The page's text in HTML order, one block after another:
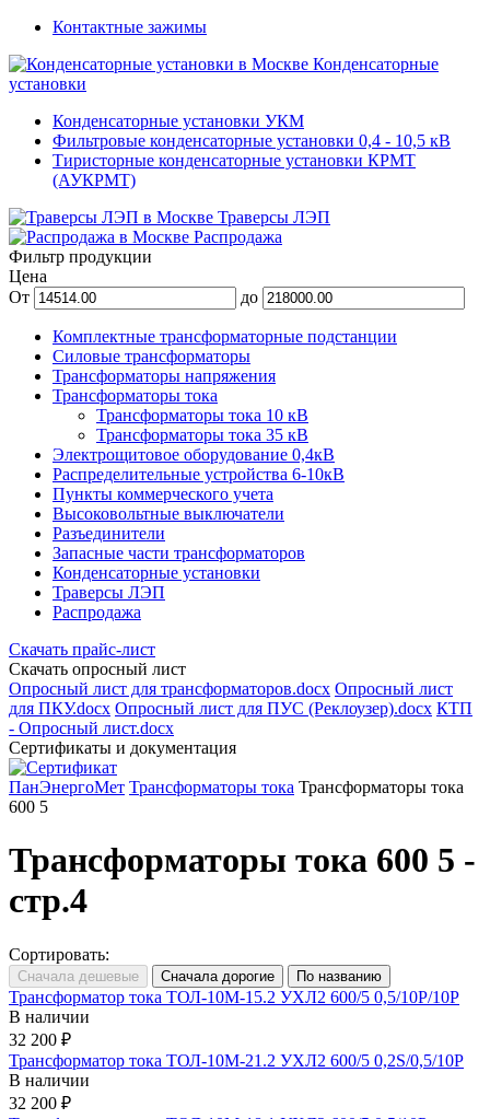
Контактные зажимы
Конденсаторные
установки
Конденсаторные установки УКМ
Фильтровые конденсаторные установки 0,4 - 10,5 кВ
Тиристорные конденсаторные установки КРМТ
(АУКРМТ)
Траверсы ЛЭП
Распродажа
Фильтр продукции
Цена
От
до
Комплектные трансформаторные подстанции
Силовые трансформаторы
Трансформаторы напряжения
Трансформаторы тока
Трансформаторы тока 10 кВ
Трансформаторы тока 35 кВ
Электрощитовое оборудование 0,4кВ
Распределительные устройства 6-10кВ
Пункты коммерческого учета
Высоковольтные выключатели
Разъединители
Запасные части трансформаторов
Конденсаторные установки
Траверсы ЛЭП
Распродажа
Скачать прайс-лист
Скачать опросный лист
Опросный лист для трансформаторов.docx Опросный лист
для ПКУ.docx Опросный лист для ПУС (Реклоузер).docx КТП
- Опросный лист.docx
Сертификаты и документация
ПанЭнергоМет Трансформаторы тока Трансформаторы тока
600 5
Трансформаторы тока 600 5 -
стр.4
Сортировать:
Трансформатор тока ТОЛ-10М-15.2 УХЛ2 600/5 0,5/10Р/10Р
В наличии
32 200 ₽
Трансформатор тока ТОЛ-10М-21.2 УХЛ2 600/5 0,2S/0,5/10Р
В наличии
32 200 ₽